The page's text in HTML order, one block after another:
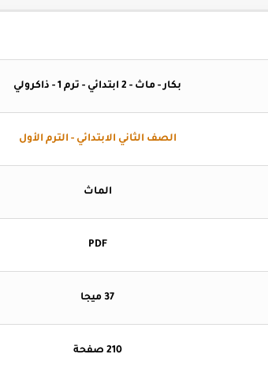
بكار - ماث - 2 ابتدائي - ترم 1 - ذاكرولي
الصف الثاني الابتدائي - الترم الأول
الماث
PDF
37 ميجا
210 صفحة